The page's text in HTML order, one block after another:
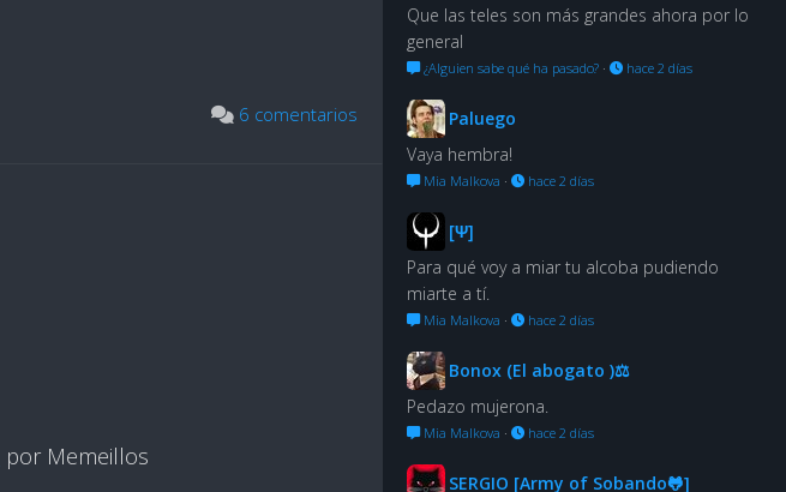
6 comentarios
por Memeillos
Que las teles son más grandes ahora por lo
general
¿Alguien sabe qué ha pasado? · hace 2 días
Paluego
Vaya hembra!
Mia Malkova · hace 2 días
[Ψ]
Para qué voy a miar tu alcoba pudiendo
miarte a tí.
Mia Malkova · hace 2 días
Bonox (El abogato )⚖
Pedazo mujerona.
Mia Malkova · hace 2 días
SERGIO [Army of Sobando🐸]